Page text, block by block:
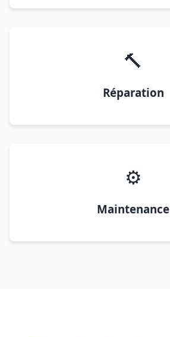
🔨
Réparation
⚙️
Maintenance